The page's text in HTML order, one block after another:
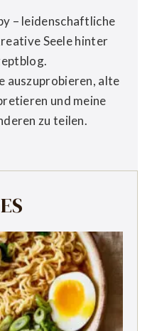
– leidenschaftliche
Seele hinter
auszuprobieren, alte
und meine
zu teilen.